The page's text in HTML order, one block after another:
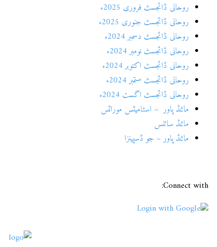
روحانی ڈائجسٹ فروری 2025ء
روحانی ڈائجسٹ جنوری 2025ء
روحانی ڈائجسٹ دسمبر 2024ء
روحانی ڈائجسٹ نومبر 2024ء
روحانی ڈائجسٹ اکتوبر 2024ء
روحانی ڈائجسٹ ستمبر 2024ء
روحانی ڈائجسٹ اگست 2024ء
مائنڈ پاور – اسٹامیٹس موراٹس
مائنڈ سائنس
مائنڈ پاور – جو ڈسپینزا
Connect with:
Login with Google